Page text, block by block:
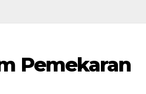
Pemekaran